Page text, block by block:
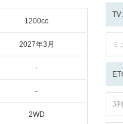
1200cc
2027年3月
-
-
2WD
ミ
3